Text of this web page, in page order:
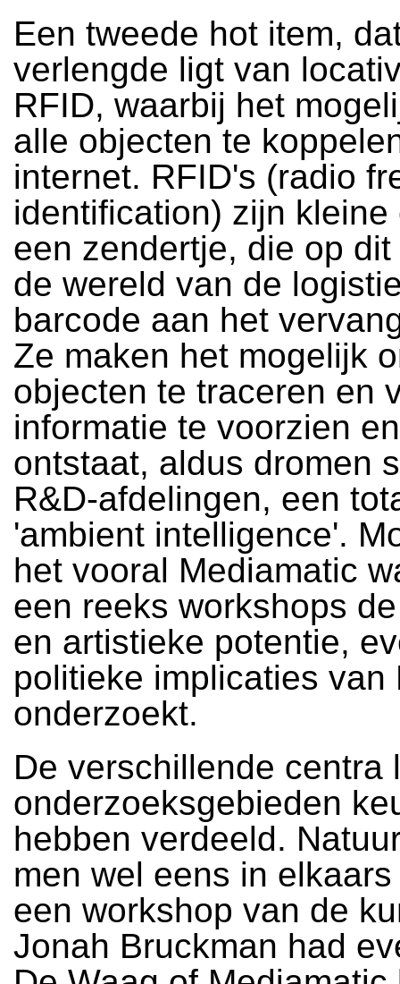
Een tweede hot item,
verlengde ligt van
RFID, waarbij het
alle objecten te
internet. RFID's (radio
identification) zijn kleine
een zendertje, die op
de wereld van de
barcode aan het
Ze maken het mogelijk
objecten te traceren en
informatie te voorzien
ontstaat, aldus dromen
R&D-afdelingen, een
'ambient intelligence'.
het vooral Mediamatic
een reeks workshops
en artistieke potentie,
politieke implicaties van
onderzoekt.
De verschillende centra
onderzoeksgebieden
hebben verdeeld.
men wel eens in
een workshop van de
Jonah Bruckman had